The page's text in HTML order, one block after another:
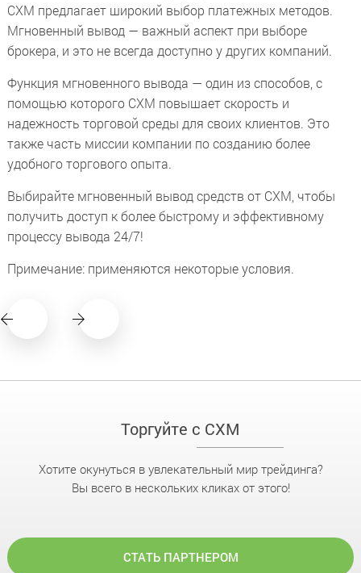
CXM предлагает широкий выбор платежных методов.
Мгновенный вывод — важный аспект при выборе
брокера, и это не всегда доступно у других компаний.
Функция мгновенного вывода — один из способов, с
помощью которого CXM повышает скорость и
надежность торговой среды для своих клиентов. Это
также часть миссии компании по созданию более
удобного торгового опыта.
Выбирайте мгновенный вывод средств от CXM, чтобы
получить доступ к более быстрому и эффективному
процессу вывода 24/7!
Примечание: применяются некоторые условия.
Торгуйте с CXM
Хотите окунуться в увлекательный мир трейдинга?
Вы всего в нескольких кликах от этого!
СТАТЬ ПАРТНЕРОМ